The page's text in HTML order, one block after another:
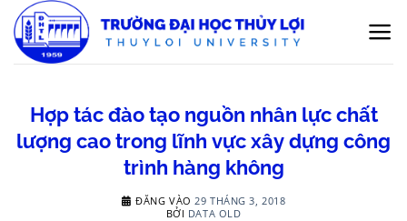
qua
nội
Hợp tác đào tạo nguồn nhân lực chất
lượng cao trong lĩnh vực xây dựng công
trình hàng không
ĐĂNG VÀO 29 THÁNG 3, 2018
BỞI DATA OLD